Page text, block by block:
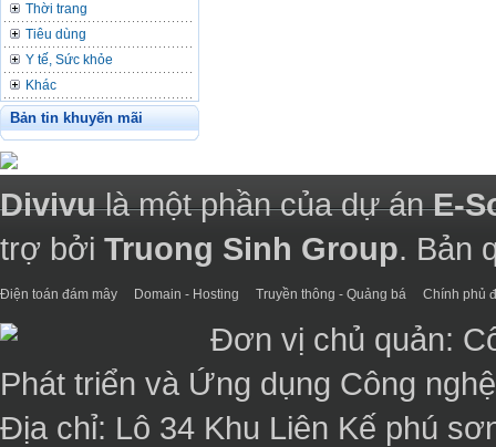
Thời trang
Tiêu dùng
Y tế, Sức khỏe
Khác
Bản tin khuyến mãi
Divivulà một phần của dự ánE-
trợ bởi Truong Sinh Group. Bản
Điện toán đám mây Domain - Hosting Truyền thông - Quảng bá Chính phủ
Đơn vị chủ quản:
Phát triển và Ứng dụng Công
Địa chỉ: Lô 34 Khu Liên Kế phú